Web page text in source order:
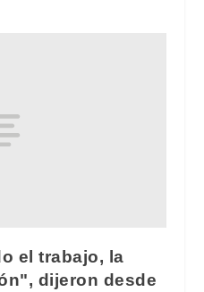
el trabajo, la
dijeron desde